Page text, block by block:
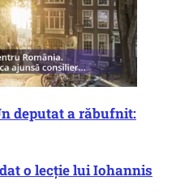
deputat a răbufnit:
o lecție lui Iohannis